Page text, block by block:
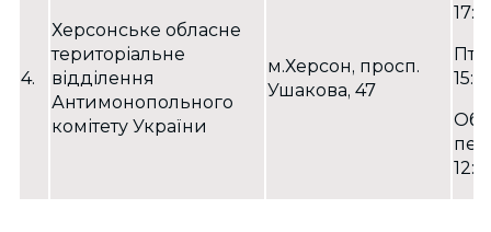
4.
Херсонське обласне
територіальне
відділення
Антимонопольного
комітету України
м.Херсон, просп.
Ушакова, 47
Пт.